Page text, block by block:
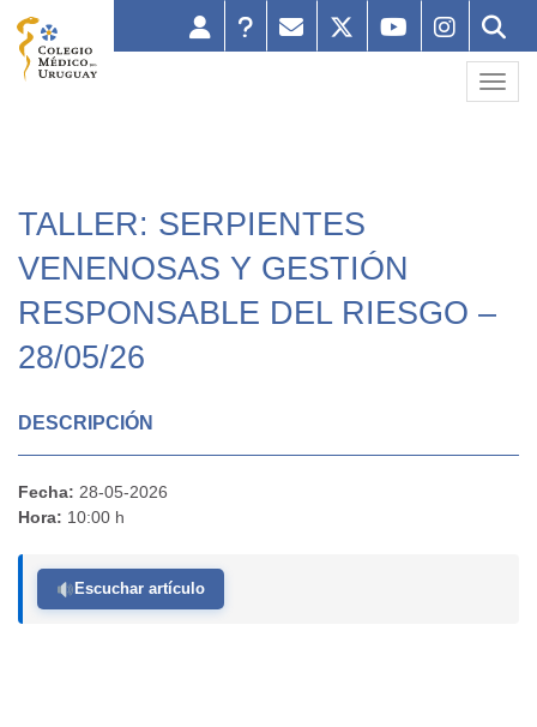
TALLER: SERPIENTES
VENENOSAS Y GESTIÓN
RESPONSABLE DEL RIESGO –
28/05/26
DESCRIPCIÓN
Fecha: 28-05-2026
Hora: 10:00 h
Escuchar artículo